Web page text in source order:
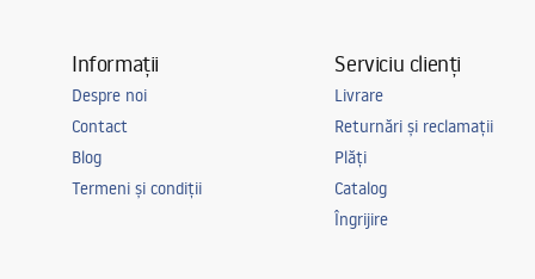
Informații
Despre noi
Contact
Blog
Termeni și condiții
Serviciu clienți
Livrare
Returnări și reclamații
Plăți
Catalog
Îngrijire